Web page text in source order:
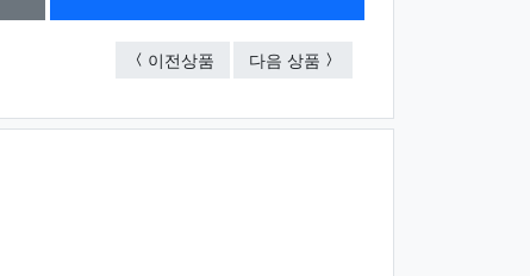
이전상품 폴로 3단 스트라이프 우산
다음 상품 폴로 3단 뽄지 로고 보다 우